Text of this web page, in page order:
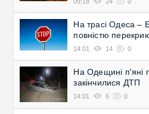
На трасі Одеса –
повністю
14:01 14 0
На Одещині п'яні
закінчилися ДТП
14:01 6 0